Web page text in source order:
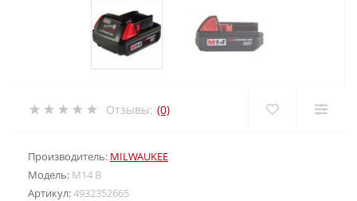
Отзывы: (0)
Производитель: MILWAUKEE
Модель: M14 B
Артикул:4932352665